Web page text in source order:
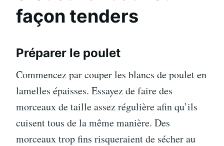
façon tenders
Préparer le poulet
Commencez par couper les blancs de poulet en
lamelles épaisses. Essayez de faire des
morceaux de taille assez régulière afin qu’ils
cuisent tous de la même manière. Des
morceaux trop fins risqueraient de sécher au